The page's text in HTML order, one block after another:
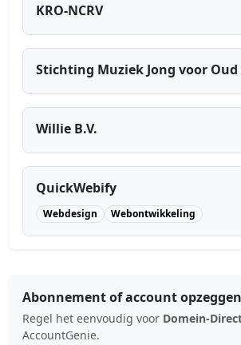
KRO-NCRV
Stichting Muziek Jong voor Oud
Willie B.V.
QuickWebify
Webdesign Webontwikkeling
Abonnement of account
Regel het eenvoudig voor Domein-
AccountGenie.